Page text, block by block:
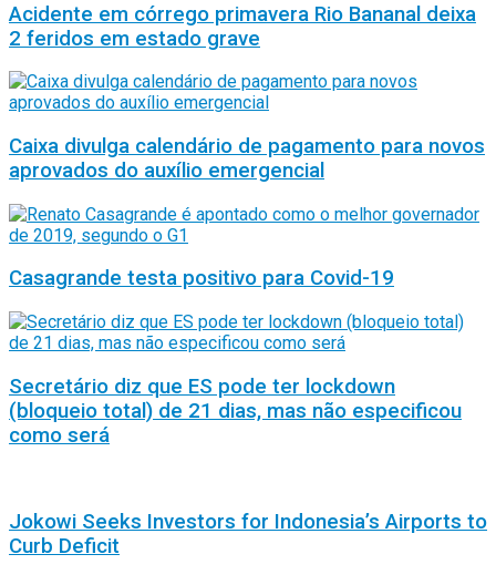
Acidente em córrego primavera Rio Bananal deixa
2 feridos em estado grave
Caixa divulga calendário de pagamento para novos
aprovados do auxílio emergencial
Casagrande testa positivo para Covid-19
Secretário diz que ES pode ter lockdown
(bloqueio total) de 21 dias, mas não especificou
como será
Jokowi Seeks Investors for Indonesia’s Airports to
Curb Deficit